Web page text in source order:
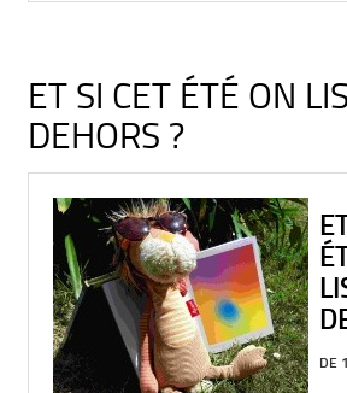
ET SI CET ÉTÉ ON
DEHORS ?
DE